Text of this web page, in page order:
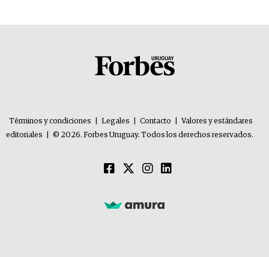
Términos y condiciones Legales Contacto
Valores y estándares
editoriales
© 2026. Forbes Uruguay. Todos los derechos reservados.